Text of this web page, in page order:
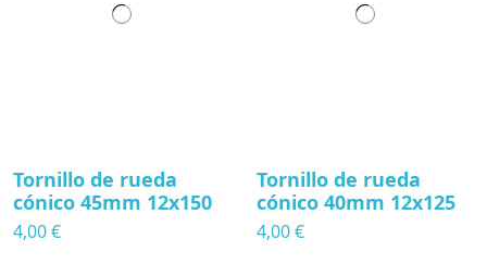
Tornillo de rueda
cónico 45mm 12x150
4,00 €
Tornillo de rueda
cónico 40mm 12x125
4,00 €